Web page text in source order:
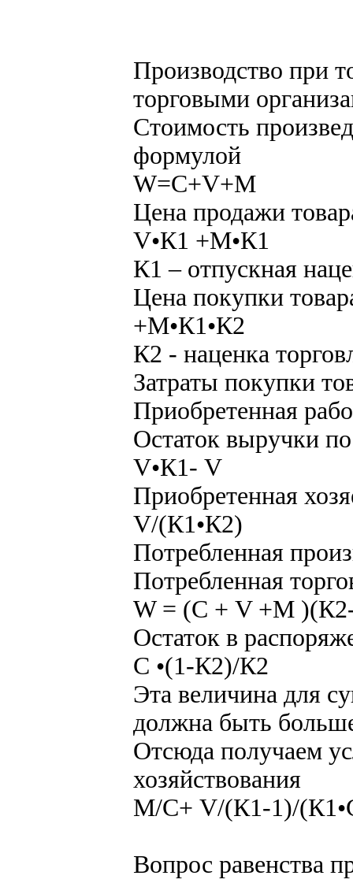
Производство при
торговыми
Стоимость
формулой
W=C+V+M
Цена продажи
V•К1 +M•К1
К1 – отпускная
Цена покупки
+M•К1•К2
К2 - наценка
Затраты покупки
Приобретенная
Остаток выручки
V•К1- V
Приобретенная
V/(К1•К2)
Потребленная
Потребленная
W = (С + V +M
Остаток в
С •(1-К2)/К2
Эта величина для
должна быть
Отсюда получаем
хозяйствования
М/С+ V/(К1-1)/
Вопрос равенства